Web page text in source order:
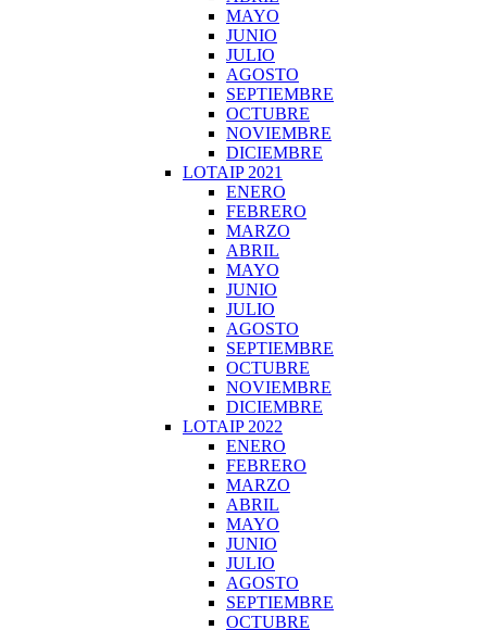
MAYO
JUNIO
JULIO
AGOSTO
SEPTIEMBRE
OCTUBRE
NOVIEMBRE
DICIEMBRE
LOTAIP 2021
ENERO
FEBRERO
MARZO
ABRIL
MAYO
JUNIO
JULIO
AGOSTO
SEPTIEMBRE
OCTUBRE
NOVIEMBRE
DICIEMBRE
LOTAIP 2022
ENERO
FEBRERO
MARZO
ABRIL
MAYO
JUNIO
JULIO
AGOSTO
SEPTIEMBRE
OCTUBRE